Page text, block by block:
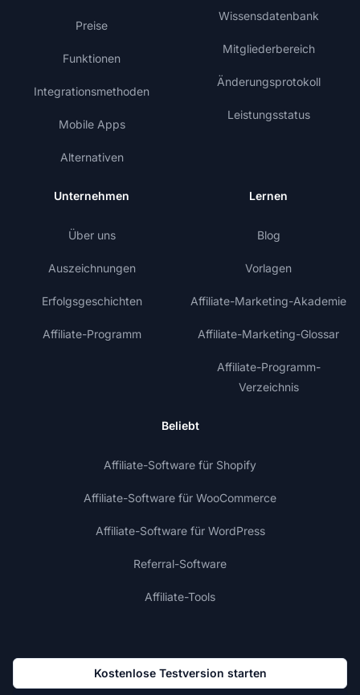
Preise
Funktionen
Integrationsmethoden
Mobile Apps
Alternativen
Wissensdatenbank
Mitgliederbereich
Änderungsprotokoll
Leistungsstatus
Unternehmen
Über uns
Auszeichnungen
Erfolgsgeschichten
Affiliate-Programm
Lernen
Blog
Vorlagen
Affiliate-Marketing-Akademie
Affiliate-Marketing-Glossar
Affiliate-Programm-
Verzeichnis
Beliebt
Affiliate-Software für Shopify
Affiliate-Software für WooCommerce
Affiliate-Software für WordPress
Referral-Software
Affiliate-Tools
Kostenlose Testversion starten